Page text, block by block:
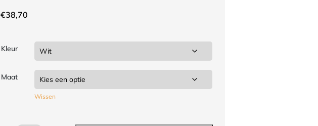
€38,70
Kleur
Maat
Wissen